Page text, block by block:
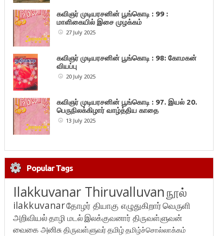
கவிஞர் முடியரசனின் பூங்கொடி : 99 :
மாளிகையில் இசை முழக்கம்
27 July 2025
கவிஞர் முடியரசனின் பூங்கொடி : 98: கோமகன்
வியப்பு
20 July 2025
கவிஞர் முடியரசனின் பூங்கொடி : 97. இயல் 20.
பெருநிலக்கிழார் வாழ்த்திய காதை
13 July 2025
Popular Tags
Ilakkuvanar Thiruvalluvanநூல்
ilakkuvanarதோழர் தியாகு எழுதுகிறார்வெருளி
அறிவியல்தாழி மடல்இலக்குவனார் திருவள்ளுவன்
வைகை அனிசுதிருவள்ளுவர்தமிழ்தமிழ்ச்சொல்லாக்கம்